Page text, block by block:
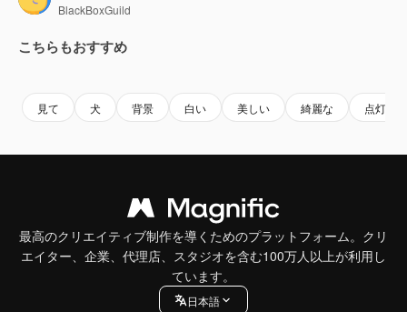
BlackBoxGuild
こちらもおすすめ
見て 犬 背景 白い 美しい 綺麗な 点灯
最高のクリエイティブ制作を導くためのプラットフォーム。クリ
エイター、企業、代理店、スタジオを含む100万人以上が利用し
ています。
日本語